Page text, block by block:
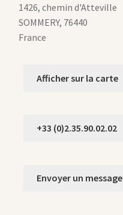
1426, chemin d'Atteville
SOMMERY, 76440
France
Afficher sur la carte
+33 (0)2.35.90.02.02
Envoyer un message